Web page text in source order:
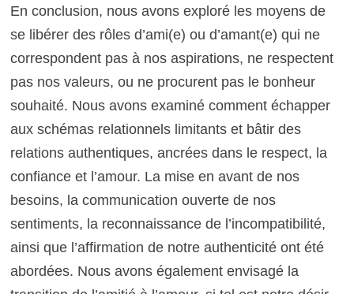
En conclusion, nous avons exploré les moyens de
se libérer des rôles d’ami(e) ou d’amant(e) qui ne
correspondent pas à nos aspirations, ne respectent
pas nos valeurs, ou ne procurent pas le bonheur
souhaité. Nous avons examiné comment échapper
aux schémas relationnels limitants et bâtir des
relations authentiques, ancrées dans le respect, la
confiance et l’amour. La mise en avant de nos
besoins, la communication ouverte de nos
sentiments, la reconnaissance de l’incompatibilité,
ainsi que l’affirmation de notre authenticité ont été
abordées. Nous avons également envisagé la